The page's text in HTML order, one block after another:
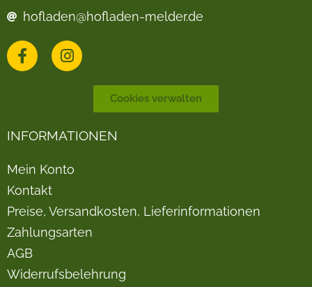
hofladen@hofladen-melder.de
Cookies verwalten
INFORMATIONEN
Mein Konto
Kontakt
Preise, Versandkosten, Lieferinformationen
Zahlungsarten
AGB
Widerrufsbelehrung